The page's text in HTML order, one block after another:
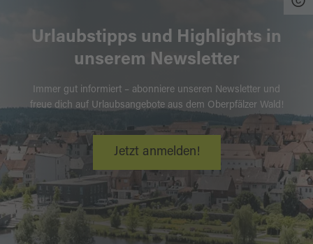
Urlaubstipps und Highlights in
unserem Newsletter
Immer gut informiert – abonniere unseren Newsletter und
freue dich auf Urlaubsangebote aus dem Oberpfälzer Wald!
Jetzt anmelden!